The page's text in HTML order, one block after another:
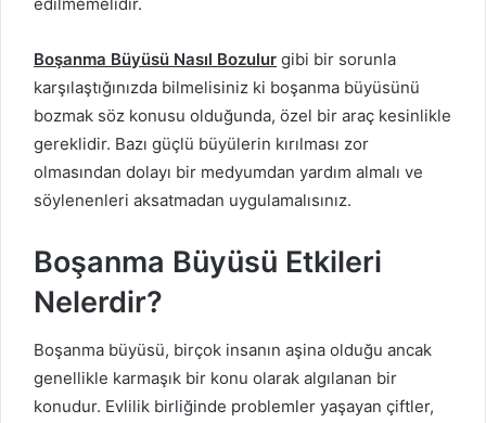
Boşanma Büyüsü Nasıl Bozulur gibi bir sorunla
karşılaştığınızda bilmelisiniz ki boşanma büyüsünü
bozmak söz konusu olduğunda, özel bir araç kesinlikle
gereklidir. Bazı güçlü büyülerin kırılması zor
olmasından dolayı bir medyumdan yardım almalı ve
söylenenleri aksatmadan uygulamalısınız.
Boşanma Büyüsü Etkileri
Nelerdir?
Boşanma büyüsü, birçok insanın aşina olduğu ancak
genellikle karmaşık bir konu olarak algılanan bir
konudur. Evlilik birliğinde problemler yaşayan çiftler,